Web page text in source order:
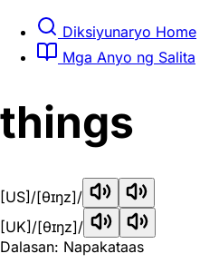
Diksiyunaryo Home
Mga Anyo ng Salita
things
[US] /[θɪŋz]/
[UK] /[θɪŋz]/
Dalasan: Napakataas